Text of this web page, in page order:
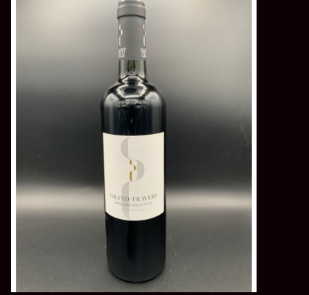
RESTAURANT EPHEMERE
OENOLOGIQUES DE
LA RESERVE DE BACCHUS
& Friends